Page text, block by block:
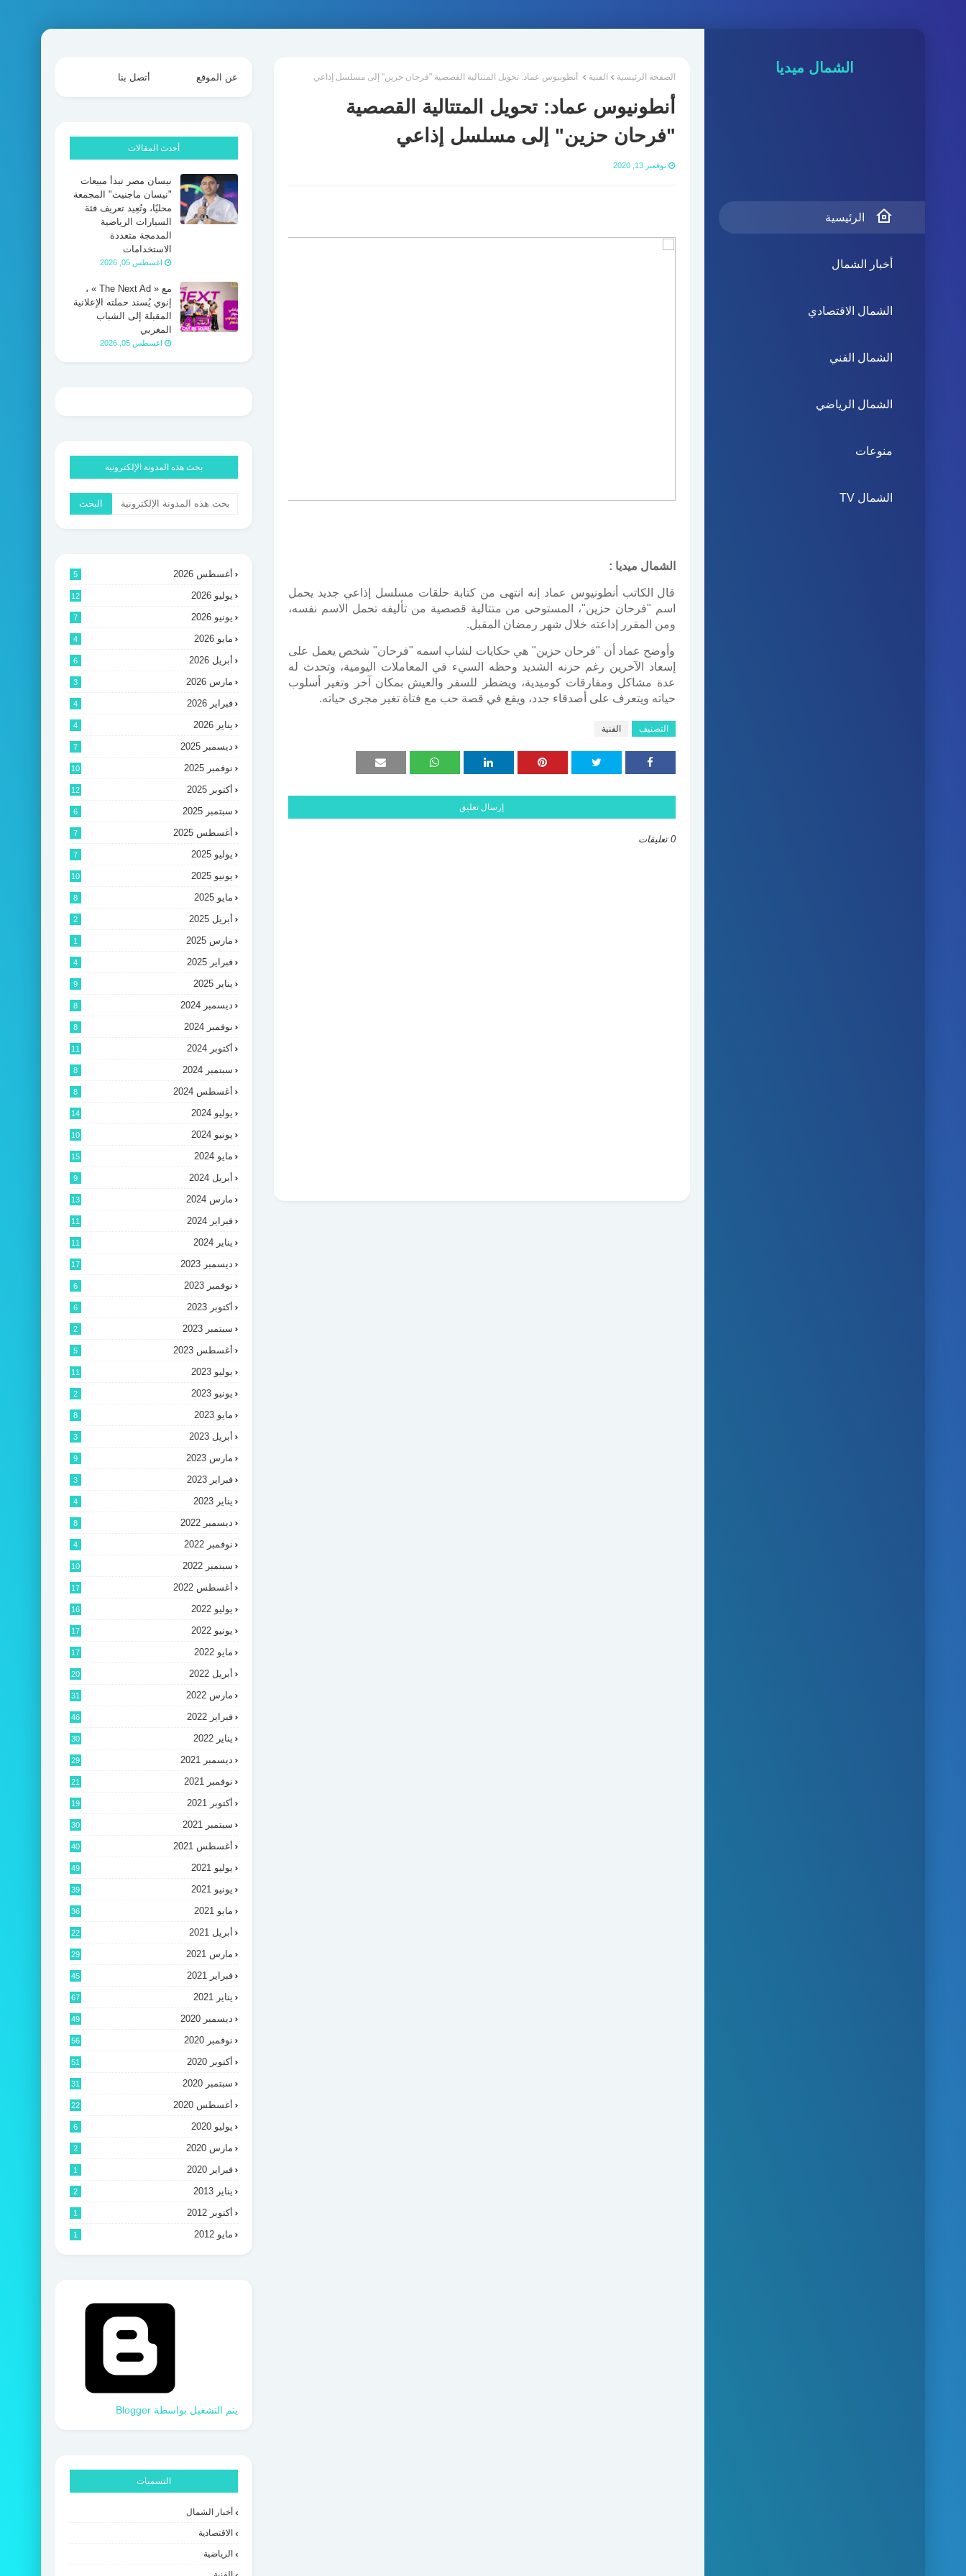
الشمال ميديا
الرئيسية
أخبار الشمال
الشمال الاقتصادي
الشمال الفني
الشمال الرياضي
منوعات
الشمال TV
الصفحة الرئيسية الفنية أنطونيوس عماد: تحويل المتتالية القصصية "فرحان حزين" إلى مسلسل إذاعي
أنطونيوس عماد: تحويل المتتالية القصصية
"فرحان حزين" إلى مسلسل إذاعي
نوفمبر 13, 2020
الشمال ميديا :
قال الكاتب أنطونيوس عماد إنه انتهى من كتابة حلقات مسلسل إذاعي جديد يحمل
اسم "فرحان حزين"، المستوحى من متتالية قصصية من تأليفه تحمل الاسم نفسه،
ومن المقرر إذاعته خلال شهر رمضان المقبل.
وأوضح عماد أن "فرحان حزين" هي حكايات لشاب اسمه "فرحان" شخص يعمل على
إسعاد الآخرين رغم حزنه الشديد وحظه السيء في المعاملات اليومية، وتحدث له
عدة مشاكل ومفارقات كوميدية، ويضطر للسفر والعيش بمكان آخر وتغير أسلوب
حياته ويتعرف على أصدقاء جدد، ويقع في قصة حب مع فتاة تغير مجرى حياته.
التصنيف الفنية
إرسال تعليق
0 تعليقات
عن الموقع أتصل بنا
أحدث المقالات
نيسان مصر تبدأ مبيعات
"نيسان ماجنيت" المجمعة
محليًا، وتُعِيد تعريف فئة
السيارات الرياضية
المدمجة متعددة
الاستخدامات
اغسطس 05, 2026
مع « The Next Ad » ،
إنوي يُسند حملته الإعلانية
المقبلة إلى الشباب
المغربي
اغسطس 05, 2026
بحث هذه المدونة الإلكترونية
أغسطس 2026 5
يوليو 2026 12
يونيو 2026 7
مايو 2026 4
أبريل 2026 6
مارس 2026 3
فبراير 2026 4
يناير 2026 4
ديسمبر 2025 7
نوفمبر 2025 10
أكتوبر 2025 12
سبتمبر 2025 6
أغسطس 2025 7
يوليو 2025 7
يونيو 2025 10
مايو 2025 8
أبريل 2025 2
مارس 2025 1
فبراير 2025 4
يناير 2025 9
ديسمبر 2024 8
نوفمبر 2024 8
أكتوبر 2024 11
سبتمبر 2024 8
أغسطس 2024 8
يوليو 2024 14
يونيو 2024 10
مايو 2024 15
أبريل 2024 9
مارس 2024 13
فبراير 2024 11
يناير 2024 11
ديسمبر 2023 17
نوفمبر 2023 6
أكتوبر 2023 6
سبتمبر 2023 2
أغسطس 2023 5
يوليو 2023 11
يونيو 2023 2
مايو 2023 8
أبريل 2023 3
مارس 2023 9
فبراير 2023 3
يناير 2023 4
ديسمبر 2022 8
نوفمبر 2022 4
سبتمبر 2022 10
أغسطس 2022 17
يوليو 2022 16
يونيو 2022 17
مايو 2022 17
أبريل 2022 20
مارس 2022 31
فبراير 2022 46
يناير 2022 30
ديسمبر 2021 29
نوفمبر 2021 21
أكتوبر 2021 19
سبتمبر 2021 30
أغسطس 2021 40
يوليو 2021 49
يونيو 2021 39
مايو 2021 36
أبريل 2021 22
مارس 2021 29
فبراير 2021 45
يناير 2021 67
ديسمبر 2020 49
نوفمبر 2020 56
أكتوبر 2020 51
سبتمبر 2020 31
أغسطس 2020 22
يوليو 2020 6
مارس 2020 2
فبراير 2020 1
يناير 2013 2
أكتوبر 2012 1
مايو 2012 1
‏يتم التشغيل بواسطة Blogger
التسميات
أخبار الشمال
الاقتصادية
الرياضية